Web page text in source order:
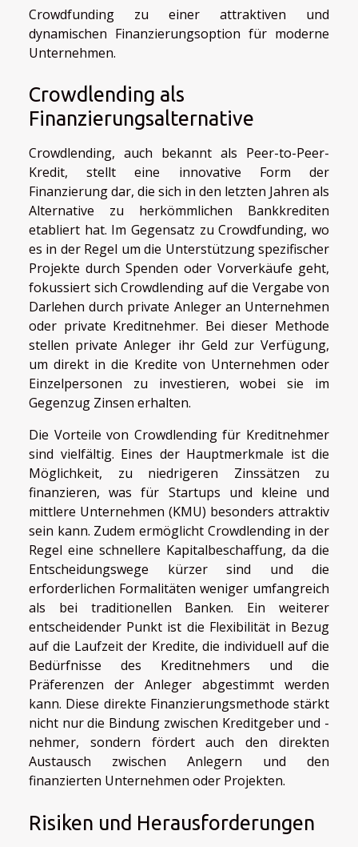
Crowdfunding zu einer attraktiven und
dynamischen Finanzierungsoption für moderne
Unternehmen.
Crowdlending als
Finanzierungsalternative
Crowdlending, auch bekannt als Peer-to-Peer-
Kredit, stellt eine innovative Form der
Finanzierung dar, die sich in den letzten Jahren als
Alternative zu herkömmlichen Bankkrediten
etabliert hat. Im Gegensatz zu Crowdfunding, wo
es in der Regel um die Unterstützung spezifischer
Projekte durch Spenden oder Vorverkäufe geht,
fokussiert sich Crowdlending auf die Vergabe von
Darlehen durch private Anleger an Unternehmen
oder private Kreditnehmer. Bei dieser Methode
stellen private Anleger ihr Geld zur Verfügung,
um direkt in die Kredite von Unternehmen oder
Einzelpersonen zu investieren, wobei sie im
Gegenzug Zinsen erhalten.
Die Vorteile von Crowdlending für Kreditnehmer
sind vielfältig. Eines der Hauptmerkmale ist die
Möglichkeit, zu niedrigeren Zinssätzen zu
finanzieren, was für Startups und kleine und
mittlere Unternehmen (KMU) besonders attraktiv
sein kann. Zudem ermöglicht Crowdlending in der
Regel eine schnellere Kapitalbeschaffung, da die
Entscheidungswege kürzer sind und die
erforderlichen Formalitäten weniger umfangreich
als bei traditionellen Banken. Ein weiterer
entscheidender Punkt ist die Flexibilität in Bezug
auf die Laufzeit der Kredite, die individuell auf die
Bedürfnisse des Kreditnehmers und die
Präferenzen der Anleger abgestimmt werden
kann. Diese direkte Finanzierungsmethode stärkt
nicht nur die Bindung zwischen Kreditgeber und -
nehmer, sondern fördert auch den direkten
Austausch zwischen Anlegern und den
finanzierten Unternehmen oder Projekten.
Risiken und Herausforderungen